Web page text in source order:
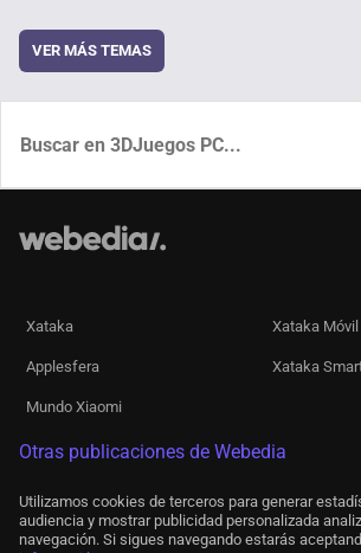
VER MÁS TEMAS
Xataka Xataka Móvil
Applesfera Xataka
Mundo Xiaomi
Otras publicaciones de Webedia
Utilizamos cookies de terceros para generar
audiencia y mostrar publicidad personalizada
navegación. Si sigues navegando estarás